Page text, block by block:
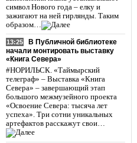
символ Нового года – елку и
зажигают на ней гирлянды. Таким
образом…
13:25
В Публичной библиотеке
начали монтировать выставку
«Книга Севера»
#НОРИЛЬСК. «Таймырский
телеграф» – Выставка «Книга
Севера» – завершающий этап
большого межмузейного проекта
«Освоение Севера: тысяча лет
успеха». Три сотни уникальных
артефактов расскажут свои…